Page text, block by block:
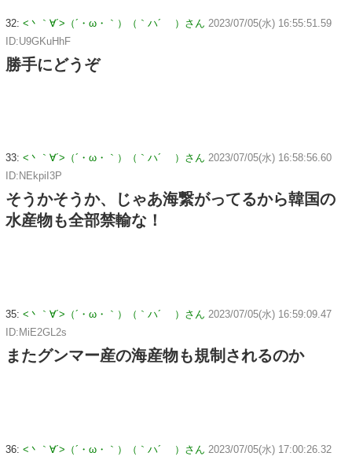
32: <丶｀∀´>（´・ω・｀）（｀ハ´ ）さん 2023/07/05(水) 16:55:51.59
ID:U9GKuHhF
勝手にどうぞ
33: <丶｀∀´>（´・ω・｀）（｀ハ´ ）さん 2023/07/05(水) 16:58:56.60
ID:NEkpiI3P
そうかそうか、じゃあ海繋がってるから韓国の
水産物も全部禁輸な！
35: <丶｀∀´>（´・ω・｀）（｀ハ´ ）さん 2023/07/05(水) 16:59:09.47
ID:MiE2GL2s
またグンマー産の海産物も規制されるのか
36: <丶｀∀´>（´・ω・｀）（｀ハ´ ）さん 2023/07/05(水) 17:00:26.32